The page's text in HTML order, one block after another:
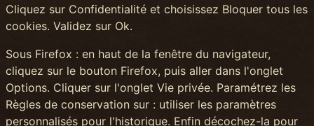
Cliquez sur Confidentialité et choisissez Bloquer tous les
cookies. Validez sur Ok.
Sous Firefox : en haut de la fenêtre du navigateur,
cliquez sur le bouton Firefox, puis aller dans l'onglet
Options. Cliquer sur l'onglet Vie privée. Paramétrez les
Règles de conservation sur : utiliser les paramètres
personnalisés pour l'historique. Enfin décochez-la pour